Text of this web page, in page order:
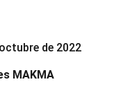
de 2022
MAKMA